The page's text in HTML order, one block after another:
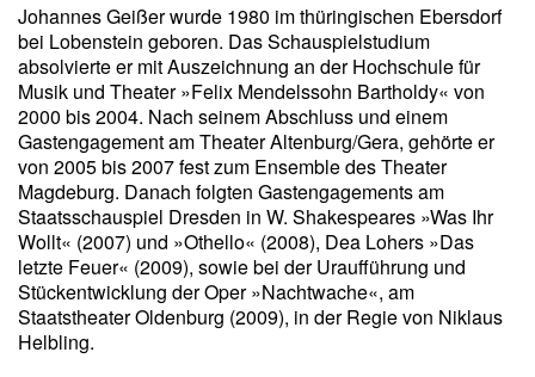
Johannes Geißer wurde 1980 im thüringischen Ebersdorf
bei Lobenstein geboren. Das Schauspielstudium
absolvierte er mit Auszeichnung an der Hochschule für
Musik und Theater »Felix Mendelssohn Bartholdy« von
2000 bis 2004. Nach seinem Abschluss und einem
Gastengagement am Theater Altenburg/Gera, gehörte er
von 2005 bis 2007 fest zum Ensemble des Theater
Magdeburg. Danach folgten Gastengagements am
Staatsschauspiel Dresden in W. Shakespeares »Was Ihr
Wollt« (2007) und »Othello« (2008), Dea Lohers »Das
letzte Feuer« (2009), sowie bei der Uraufführung und
Stückentwicklung der Oper »Nachtwache«, am
Staatstheater Oldenburg (2009), in der Regie von Niklaus
Helbling.